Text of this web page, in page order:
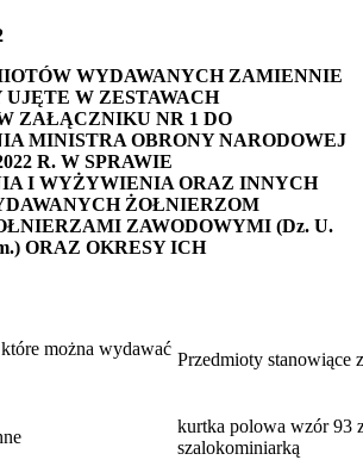
WYDAWANYCH ZAMIENNIE
W ZESTAWACH
ZAŁĄCZNIKU NR 1 DO
MINISTRA OBRONY NARODOWEJ
R. W SPRAWIE
I WYŻYWIENIA ORAZ INNYCH
ŻOŁNIERZOM
ZAWODOWYMI (Dz. U.
ORAZ OKRESY ICH
można wydawać
Przedmioty stanowiące
kurtka polowa wzór 93
szalokominiarką